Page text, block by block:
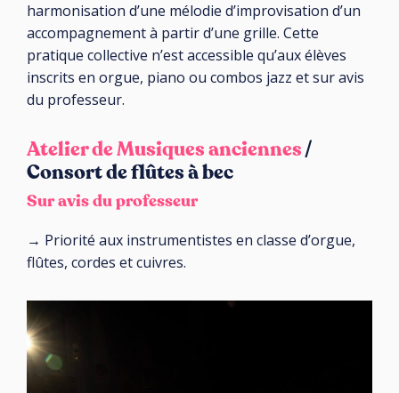
harmonisation d’une mélodie d’improvisation d’un
accompagnement à partir d’une grille. Cette
pratique collective n’est accessible qu’aux élèves
inscrits en orgue, piano ou combos jazz et sur avis
du professeur.
Atelier de Musiques anciennes/
Consort de flûtes à bec
Sur avis du professeur
→ Priorité aux instrumentistes en classe d’orgue,
flûtes, cordes et cuivres.